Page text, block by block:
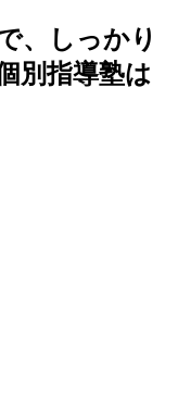
、しっかり
別指導塾は